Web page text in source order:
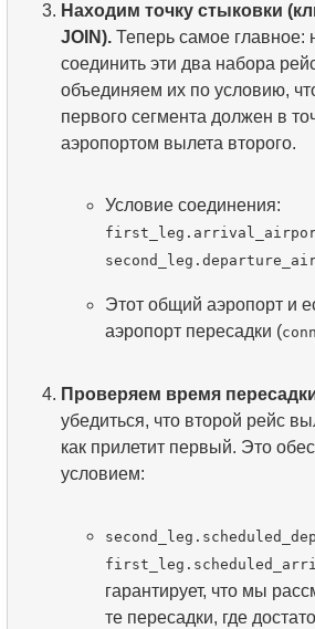
Находим точку стыковки
JOIN). Теперь самое главное:
соединить эти два набора
объединяем их по условию,
первого сегмента должен в
аэропортом вылета второго.
Условие соединения:
Этот общий аэропорт и
аэропорт пересадки (
Проверяем время
убедиться, что второй рейс
как прилетит первый. Это
условием:
гарантирует, что мы
те пересадки, где